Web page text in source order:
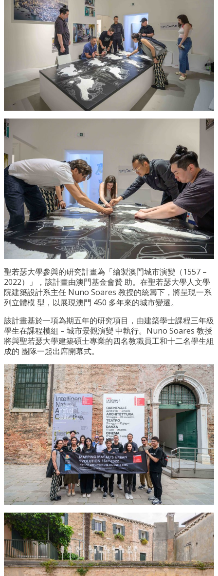
聖若瑟大學參與的研究計畫為「繪製澳門城市演變（1557 –
2022）」，該計畫由澳門基金會贊 助。在聖若瑟大學人文學
院建築設計系主任 Nuno Soares 教授的統籌下，將呈現一系
列立體模 型，以展現澳門 450 多年來的城市變遷。
該計畫基於一項為期五年的研究項目，由建築學士課程三年級
學生在課程模組 – 城市景觀演變 中執行。 Nuno Soares 教授
將與聖若瑟大學建築碩士專業的四名教職員工和十二名學生組
成的 團隊一起出席開幕式。